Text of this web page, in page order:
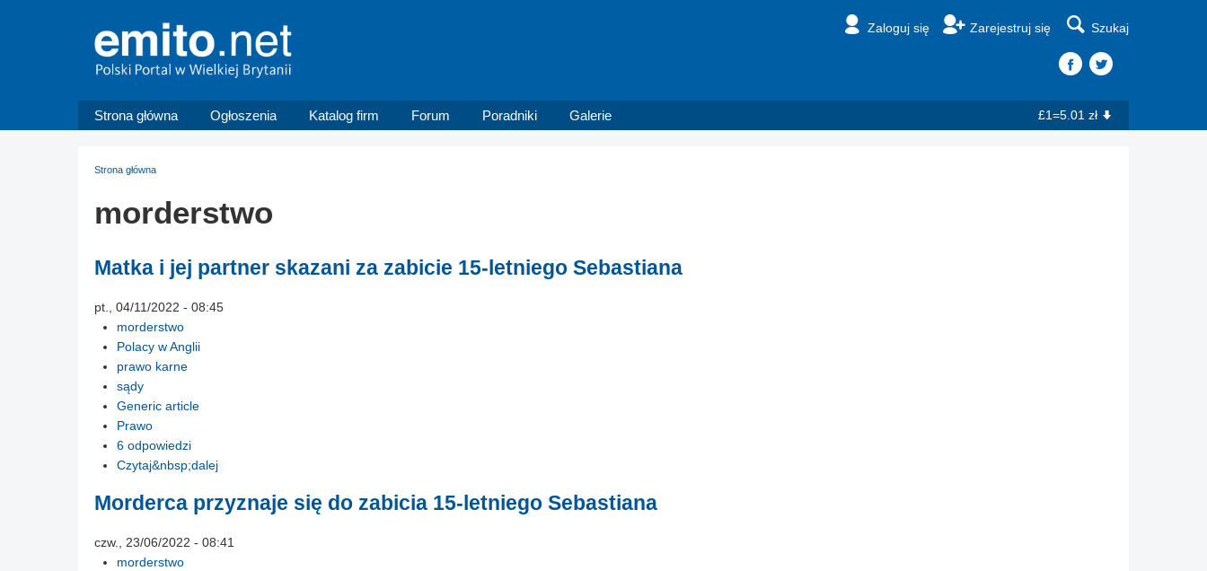
Zaloguj się Zarejestruj się Szukaj
Strona główna Ogłoszenia Katalog firm Forum Poradniki Galerie £1=5.01 zł
Strona główna
morderstwo
Matka i jej partner skazani za zabicie 15-letniego Sebastiana
pt., 04/11/2022 - 08:45
morderstwo
Polacy w Anglii
prawo karne
sądy
Generic article
Prawo
6 odpowiedzi
Czytaj&nbsp;dalej
Morderca przyznaje się do zabicia 15-letniego Sebastiana
czw., 23/06/2022 - 08:41
morderstwo